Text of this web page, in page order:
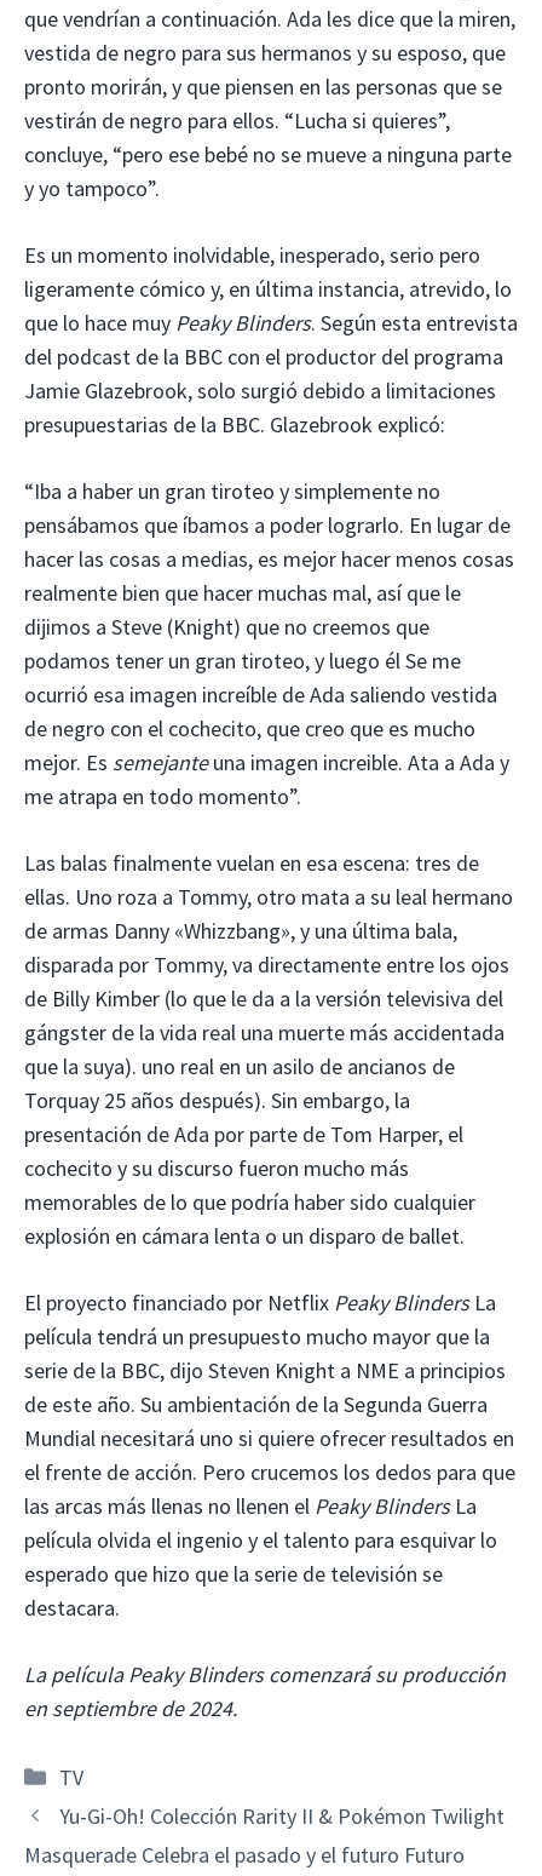
que vendrían a continuación. Ada les dice que la miren,
vestida de negro para sus hermanos y su esposo, que
pronto morirán, y que piensen en las personas que se
vestirán de negro para ellos. “Lucha si quieres”,
concluye, “pero ese bebé no se mueve a ninguna parte
y yo tampoco”.
Es un momento inolvidable, inesperado, serio pero
ligeramente cómico y, en última instancia, atrevido, lo
que lo hace muy Peaky Blinders. Según esta entrevista
del podcast de la BBC con el productor del programa
Jamie Glazebrook, solo surgió debido a limitaciones
presupuestarias de la BBC. Glazebrook explicó:
“Iba a haber un gran tiroteo y simplemente no
pensábamos que íbamos a poder lograrlo. En lugar de
hacer las cosas a medias, es mejor hacer menos cosas
realmente bien que hacer muchas mal, así que le
dijimos a Steve (Knight) que no creemos que
podamos tener un gran tiroteo, y luego él Se me
ocurrió esa imagen increíble de Ada saliendo vestida
de negro con el cochecito, que creo que es mucho
mejor. Es semejanteuna imagen increible. Ata a Ada y
me atrapa en todo momento”.
Las balas finalmente vuelan en esa escena: tres de
ellas. Uno roza a Tommy, otro mata a su leal hermano
de armas Danny «Whizzbang», y una última bala,
disparada por Tommy, va directamente entre los ojos
de Billy Kimber (lo que le da a la versión televisiva del
gángster de la vida real una muerte más accidentada
que la suya). uno real en un asilo de ancianos de
Torquay 25 años después). Sin embargo, la
presentación de Ada por parte de Tom Harper, el
cochecito y su discurso fueron mucho más
memorables de lo que podría haber sido cualquier
explosión en cámara lenta o un disparo de ballet.
El proyecto financiado por Netflix Peaky BlindersLa
película tendrá un presupuesto mucho mayor que la
serie de la BBC, dijo Steven Knight a NME a principios
de este año. Su ambientación de la Segunda Guerra
Mundial necesitará uno si quiere ofrecer resultados en
el frente de acción. Pero crucemos los dedos para que
las arcas más llenas no llenen el Peaky BlindersLa
película olvida el ingenio y el talento para esquivar lo
esperado que hizo que la serie de televisión se
destacara.
La película Peaky Blinders comenzará su producción
en septiembre de 2024.
Categorías
TV
Yu-Gi-Oh! Colección Rarity II & Pokémon Twilight
Masquerade Celebra el pasado y el futuro Futuro